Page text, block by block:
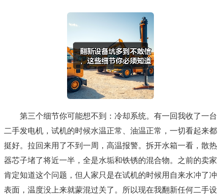
第三个细节你可能想不到：冷却系统。有一回我收了一台
二手发电机，试机的时候水温正常、油温正常，一切看起来都
挺好。拉回来用了不到一周，高温报警。拆开水箱一看，散热
器芯子堵了将近一半，全是水垢和铁锈的混合物。之前的卖家
肯定知道这个问题，但人家只是在试机的时候用自来水冲了冲
表面，温度没上来就蒙混过关了。所以现在我翻新任何二手设